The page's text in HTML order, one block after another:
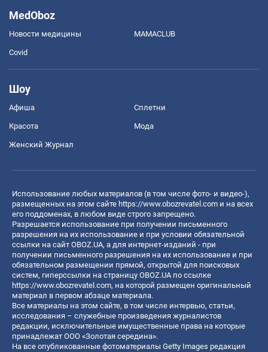
MedOboz
Новости медицины MAMACLUB
Covid
Шоу
Афиша Сплетни
Красота Мода
Женский Журнал
Использование любых материалов (в том числе фото- и видео-),
размещенных на этом сайте https://www.obozrevatel.com и на всех
его поддоменах, в любом виде строго запрещено.
Разрешается использование при получении письменного
разрешения на их использование и при условии обязательной
ссылки на сайт OBOZ.UA, а для интернет-изданий - при
получении письменного разрешения на их использование и при
обязательном размещении прямой, открытой для поисковых
систем, гиперссылки на страницу OBOZ.UA по ссылке
https://www.obozrevatel.com, на которой размещен оригинальный
материал в первом абзаце материала.
Все материалы на этом сайте, в том числе интервью, статьи,
исследования – служебные произведения журналистов
редакции, исключительные имущественные права на которые
принадлежат ООО «Золотая середина».
На все опубликованные фотоматериалы Getty Images редакция